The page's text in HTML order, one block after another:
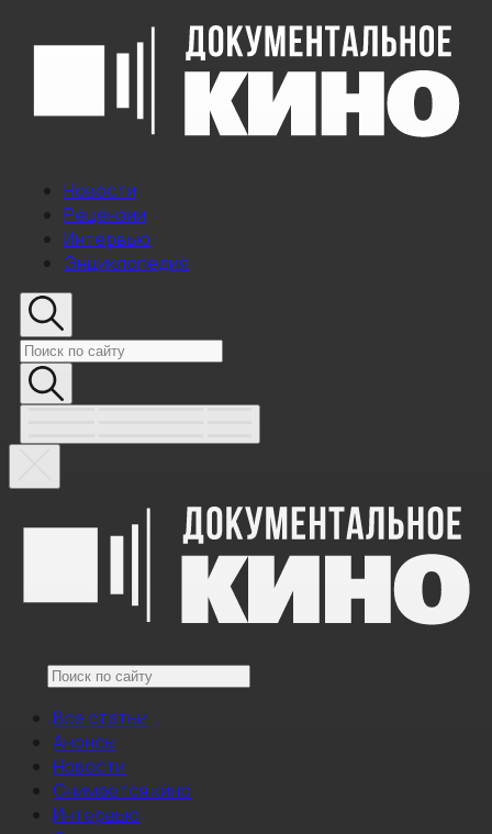
Новости
Рецензии
Интервью
Энциклопедия
Все статьи
Анонсы
Новости
Снимается кино
Интервью